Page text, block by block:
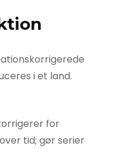
i et land.
for
tid; gør serier